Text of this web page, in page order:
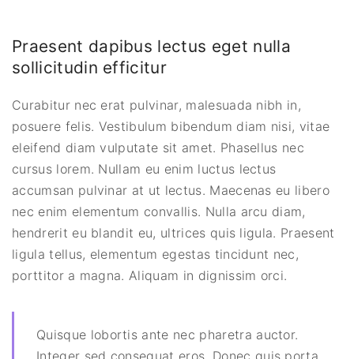
Praesent dapibus lectus eget nulla
sollicitudin efficitur
Curabitur nec erat pulvinar, malesuada nibh in,
posuere felis. Vestibulum bibendum diam nisi, vitae
eleifend diam vulputate sit amet. Phasellus nec
cursus lorem. Nullam eu enim luctus lectus
accumsan pulvinar at ut lectus. Maecenas eu libero
nec enim elementum convallis. Nulla arcu diam,
hendrerit eu blandit eu, ultrices quis ligula. Praesent
ligula tellus, elementum egestas tincidunt nec,
porttitor a magna. Aliquam in dignissim orci.
Quisque lobortis ante nec pharetra auctor.
Integer sed consequat eros. Donec quis porta